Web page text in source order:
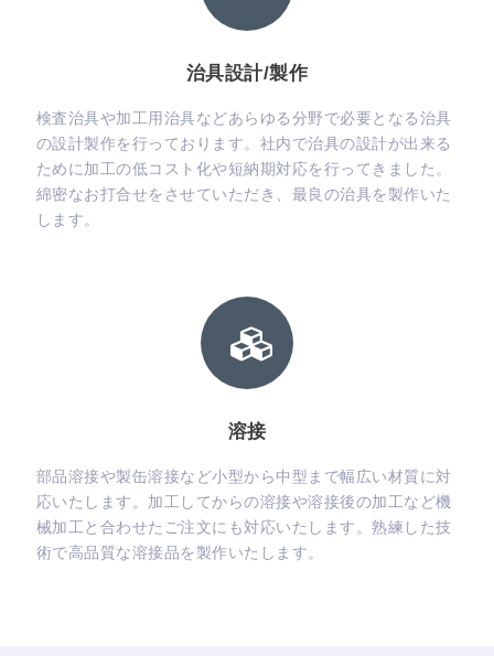
治具設計/製作
検査治具や加工用治具などあらゆる分野で必要となる治具
の設計製作を行っております。社内で治具の設計が出来る
ために加工の低コスト化や短納期対応を行ってきました。
綿密なお打合せをさせていただき、最良の治具を製作いた
します。
溶接
部品溶接や製缶溶接など小型から中型まで幅広い材質に対
応いたします。加工してからの溶接や溶接後の加工など機
械加工と合わせたご注文にも対応いたします。熟練した技
術で高品質な溶接品を製作いたします。